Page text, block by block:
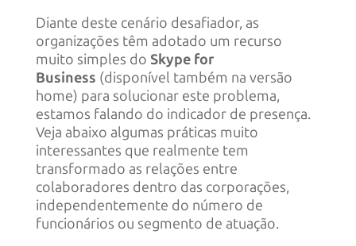
Diante deste cenário desafiador, as
organizações têm adotado um recurso
muito simples do Skype for
Business (disponível também na versão
home) para solucionar este problema,
estamos falando do indicador de presença.
Veja abaixo algumas práticas muito
interessantes que realmente tem
transformado as relações entre
colaboradores dentro das corporações,
independentemente do número de
funcionários ou segmento de atuação.